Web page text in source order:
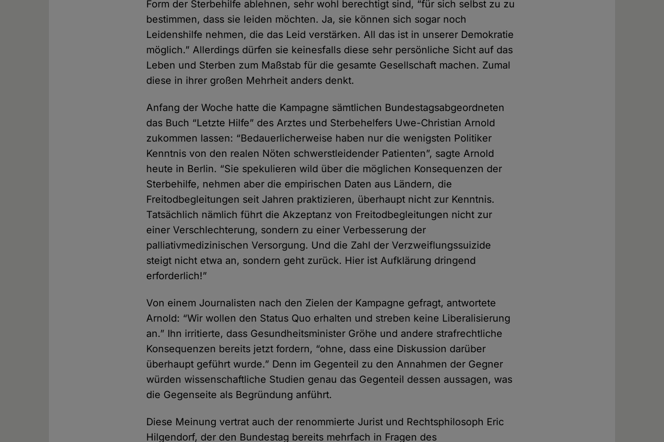
Form der Sterbehilfe ablehnen, sehr wohl berechtigt sind, “für sich selbst zu zu
bestimmen, dass sie leiden möchten. Ja, sie können sich sogar noch
Leidenshilfe nehmen, die das Leid verstärken. All das ist in unserer Demokratie
möglich.” Allerdings dürfen sie keinesfalls diese sehr persönliche Sicht auf das
Leben und Sterben zum Maßstab für die gesamte Gesellschaft machen. Zumal
diese in ihrer großen Mehrheit anders denkt.
Anfang der Woche hatte die Kampagne sämtlichen Bundestagsabgeordneten
das Buch “Letzte Hilfe” des Arztes und Sterbehelfers Uwe-Christian Arnold
zukommen lassen: “Bedauerlicherweise haben nur die wenigsten Politiker
Kenntnis von den realen Nöten schwerstleidender Patienten”, sagte Arnold
heute in Berlin. “Sie spekulieren wild über die möglichen Konsequenzen der
Sterbehilfe, nehmen aber die empirischen Daten aus Ländern, die
Freitodbegleitungen seit Jahren praktizieren, überhaupt nicht zur Kenntnis.
Tatsächlich nämlich führt die Akzeptanz von Freitodbegleitungen nicht zur
einer Verschlechterung, sondern zu einer Verbesserung der
palliativmedizinischen Versorgung. Und die Zahl der Verzweiflungssuizide
steigt nicht etwa an, sondern geht zurück. Hier ist Aufklärung dringend
erforderlich!”
Von einem Journalisten nach den Zielen der Kampagne gefragt, antwortete
Arnold: “Wir wollen den Status Quo erhalten und streben keine Liberalisierung
an.” Ihn irritierte, dass Gesundheitsminister Gröhe und andere strafrechtliche
Konsequenzen bereits jetzt fordern, “ohne, dass eine Diskussion darüber
überhaupt geführt wurde.” Denn im Gegenteil zu den Annahmen der Gegner
würden wissenschaftliche Studien genau das Gegenteil dessen aussagen, was
die Gegenseite als Begründung anführt.
Diese Meinung vertrat auch der renommierte Jurist und Rechtsphilosoph Eric
Hilgendorf, der den Bundestag bereits mehrfach in Fragen des